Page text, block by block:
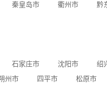
秦皇岛市 衢州市 黔
石家庄市 沈阳市 绍
州市 四平市 松原市